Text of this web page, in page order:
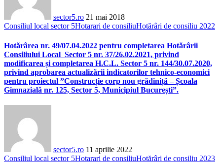
sector5.ro 21 mai 2018
Consiliul local sector 5Hotarari de consiliuHotărâri de consiliu 2022
Hotărârea nr. 49/07.04.2022 pentru completarea Hotărârii
Consiliului Local Sector 5 nr. 37/26.02.2021, privind
modificarea și completarea H.C.L. Sector 5 nr. 144/30.07.2020,
privind aprobarea actualizării indicatorilor tehnico-economici
pentru proiectul ”Construcție corp nou grădiniță – Școala
Gimnazială nr. 125, Sector 5, Municipiul București”.
sector5.ro 11 aprilie 2022
Consiliul local sector 5Hotarari de consiliuHotărâri de consiliu 2023